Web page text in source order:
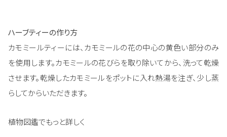
ハーブティーの作り方
カモミールティーには、カモミールの花の中心の黄色い部分のみ
を使用します。カモミールの花びらを取り除いてから、洗って乾燥
させます。乾燥したカモミールをポットに入れ熱湯を注ぎ、少し蒸
らしてからいただきます。
植物図鑑でもっと詳しく